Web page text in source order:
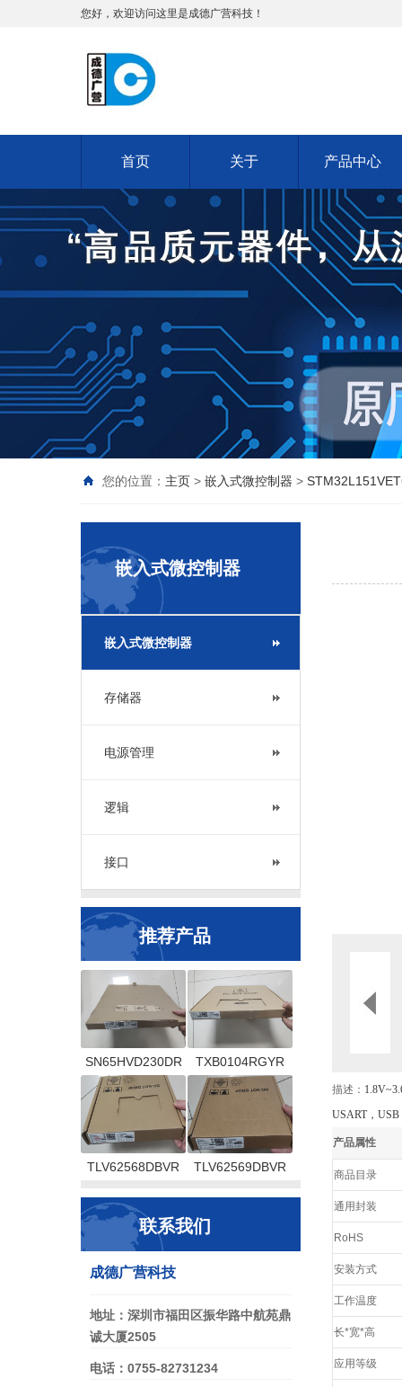
您好，欢迎访问这里是成德广营科技！
首页 关于 产品中心
您的位置： 主页 > 嵌入式微控制器 >
嵌入式微控制器
嵌入式微控制器
存储器
电源管理
逻辑
接口
推荐产品
SN65HVD230DR TXB0104RGYR
TLV62568DBVR TLV62569DBVR
联系我们
成德广营科技
地址：深圳市福田区振华路中航苑鼎
诚大厦2505
电话：0755-82731234
描述：
USART，
产品属性
商品目录
通用封装
RoHS
安装方式
工作温度
长*宽*高
应用等级